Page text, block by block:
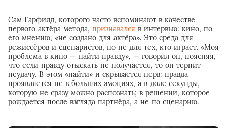
Сам Гарфилд, которого часто вспоминают в качестве
первого актёра метода, признавался в интервью: кино, по
его мнению, «не создано для актёра». Это среда для
режиссёров и сценаристов, но не для тех, кто играет. «Моя
проблема в кино — найти правду», — говорил он, поясняя,
что если правду отыскать не получается, то он терпит
неудачу. В этом «найти» и скрывается нерв: правда
проявляется не в больших эмоциях, а в доле секунды,
которую не сразу можно распознать; в решении, которое
рождается после взгляда партнёра, а не по сценарию.